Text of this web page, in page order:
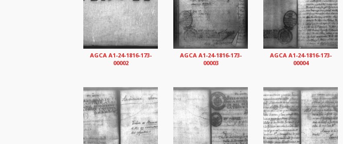
AGCA A1-24-1816-173-
00002
AGCA A1-24-1816-173-
00003
AGCA A1-24-1816-173-
00004